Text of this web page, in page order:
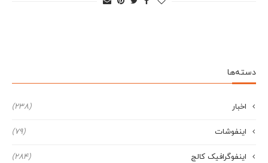
دسته‌ها
اخبار (238)
اینفوشات (79)
اینفوگرافیک کالج (284)